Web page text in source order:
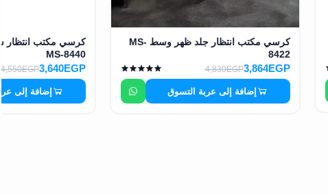
كرسي مكتب انتظار جلد ظهر وسط MS-
8422
3,864EGP
4,830EGP
إضافة إلى عربة التسوق
كرسي مكتب
MS-8440
3,640EGP
4,550EGP
إضافة إلى